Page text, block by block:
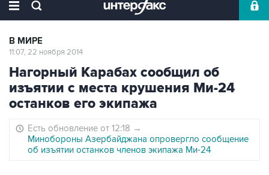
В МИРЕ
11:07, 22 ноября 2014
Нагорный Карабах сообщил об
изъятии с места крушения Ми-24
останков его экипажа
Есть обновление от 12:18 →
Минобороны Азербайджана опровергло сообщение
об изъятии останков членов экипажа Ми-24